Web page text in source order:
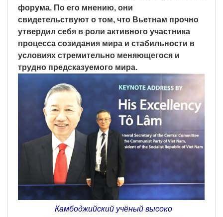
форума. По его мнению, они
свидетельствуют о том, что Вьетнам прочно
утвердил себя в роли активного участника
процесса созидания мира и стабильности в
условиях стремительно меняющегося и
трудно предсказуемого мира.
Камбоджийский учёный высоко